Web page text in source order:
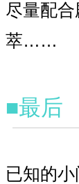
尽量配
萃……
■最后
已知的小